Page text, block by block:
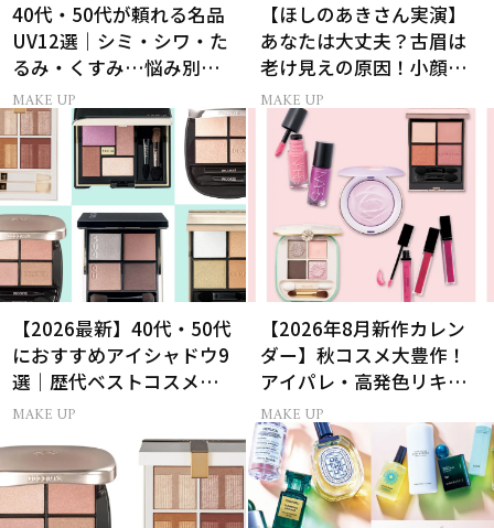
40代・50代が頼れる名品
UV12選｜シミ・シワ・た
るみ・くすみ…悩み別ベ
スコス受賞の日焼け止め
MAKE UP
【ほしのあきさん実演】
あなたは大丈夫？古眉は
老け見えの原因！小顔と
目元パッチリを叶える美
眉術
MAKE UP
【2026最新】40代・50代
におすすめアイシャドウ9
選｜歴代ベストコスメ受
賞まとめ
MAKE UP
【2026年8月新作カレン
ダー】秋コスメ大豊作！
アイパレ・高発色リキッ
ドリップ・チーク
MAKE UP